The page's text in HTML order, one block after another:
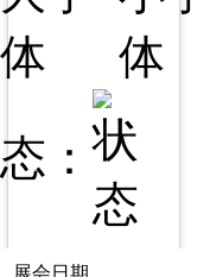
态：
展会日期